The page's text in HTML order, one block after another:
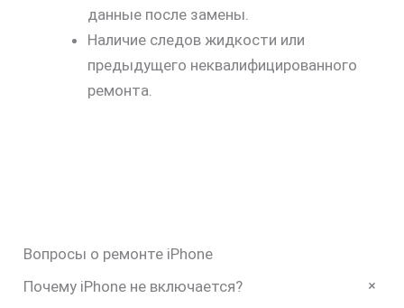
данные после замены.
Наличие следов жидкости или
предыдущего неквалифицированного
ремонта.
Вопросы о ремонте iPhone
Почему iPhone не включается?
+